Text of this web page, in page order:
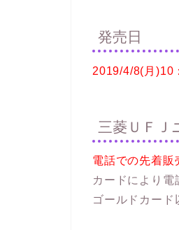
発売日
2019/4/8(月)10
三菱ＵＦＪ
電話での先着販
カードにより電
ゴールドカード